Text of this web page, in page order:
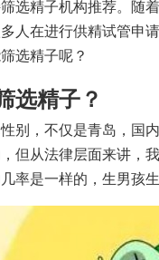
选精子机构推荐。随
人在进行供精试管申
选精子呢？
选精子？
别，不仅是青岛，国
但从法律层面来讲，
率是一样的，生男孩